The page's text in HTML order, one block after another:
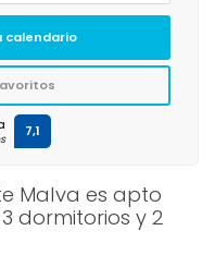
Malva es apto
dormitorios y 2
calendario
7,1